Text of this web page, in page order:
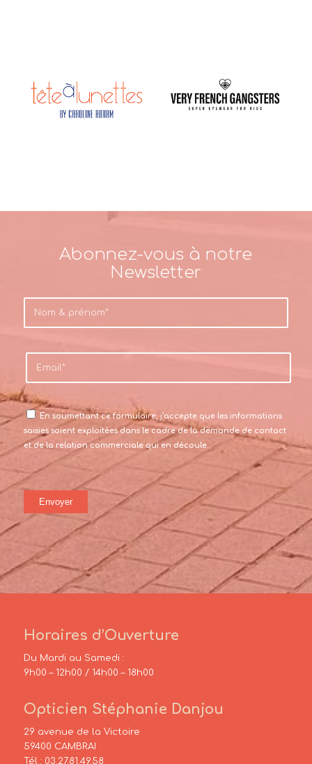
Abonnez-vous à notre
Newsletter
En soumettant ce formulaire, j’accepte que les informations
saisies soient exploitées dans le cadre de la demande de contact
et de la relation commerciale qui en découle.
Horaires d’Ouverture
Du Mardi au Samedi :
9h00 – 12h00 / 14h00 – 18h00
Opticien Stéphanie Danjou
29 avenue de la Victoire
59400 CAMBRAI
Tél : 03.27.81.49.58